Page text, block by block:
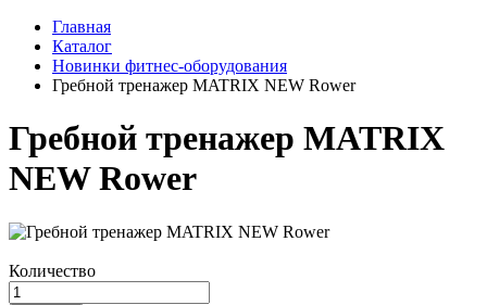
Главная
Каталог
Новинки фитнес-оборудования
Гребной тренажер MATRIX NEW Rower
Гребной тренажер MATRIX
NEW Rower
Количество